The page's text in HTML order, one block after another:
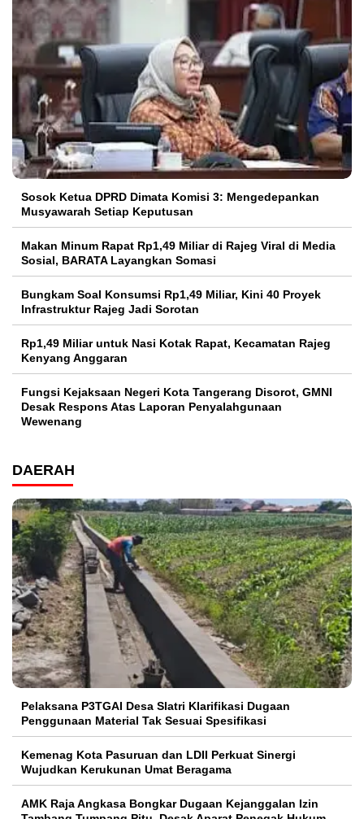
Sosok Ketua DPRD Dimata Komisi 3: Mengedepankan
Musyawarah Setiap Keputusan
Makan Minum Rapat Rp1,49 Miliar di Rajeg Viral di Media
Sosial, BARATA Layangkan Somasi
Bungkam Soal Konsumsi Rp1,49 Miliar, Kini 40 Proyek
Infrastruktur Rajeg Jadi Sorotan
Rp1,49 Miliar untuk Nasi Kotak Rapat, Kecamatan Rajeg
Kenyang Anggaran
Fungsi Kejaksaan Negeri Kota Tangerang Disorot, GMNI
Desak Respons Atas Laporan Penyalahgunaan
Wewenang
DAERAH
Pelaksana P3TGAI Desa Slatri Klarifikasi Dugaan
Penggunaan Material Tak Sesuai Spesifikasi
Kemenag Kota Pasuruan dan LDII Perkuat Sinergi
Wujudkan Kerukunan Umat Beragama
AMK Raja Angkasa Bongkar Dugaan Kejanggalan Izin